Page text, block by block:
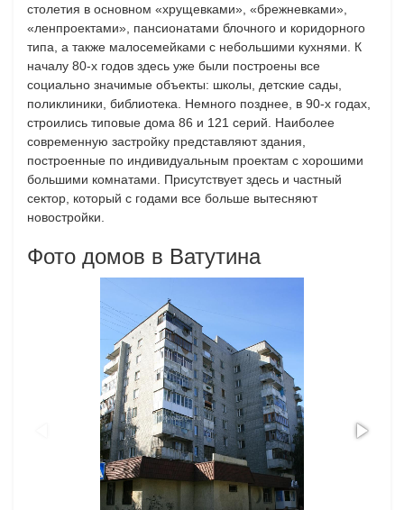
столетия в основном «хрущевками», «брежневками»,
«ленпроектами», пансионатами блочного и коридорного
типа, а также малосемейками с небольшими кухнями. К
началу 80-х годов здесь уже были построены все
социально значимые объекты: школы, детские сады,
поликлиники, библиотека. Немного позднее, в 90-х годах,
строились типовые дома 86 и 121 серий. Наиболее
современную застройку представляют здания,
построенные по индивидуальным проектам с хорошими
большими комнатами. Присутствует здесь и частный
сектор, который с годами все больше вытесняют
новостройки.
Фото домов в Ватутина